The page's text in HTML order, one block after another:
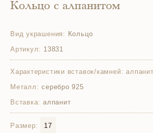
Кольцо с алпанитом
Вид украшения: Кольцо
Артикул: 13831
Характеристики вставок/камней: алпанит
Металл: серебро 925
Вставка: алпанит
Размер: 17